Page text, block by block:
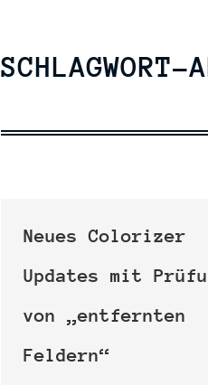
Neues Colorizer
Updates mit
von „entfernten
Feldern“